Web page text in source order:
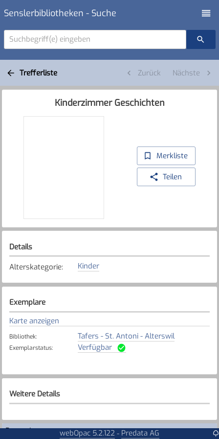
Senslerbibliotheken - Suche
Suchbegriff(e) eingeben
Trefferliste Zurück Nächste
Kinderzimmer Geschichten
Merkliste
Teilen
Details
Alterskategorie: Kinder
Exemplare
Karte anzeigen
Bibliothek: Tafers - St. Antoni - Alterswil
Exemplarstatus: Verfügbar
Weitere Details
Rezensionen webOpac 5.2.122 - Predata AG